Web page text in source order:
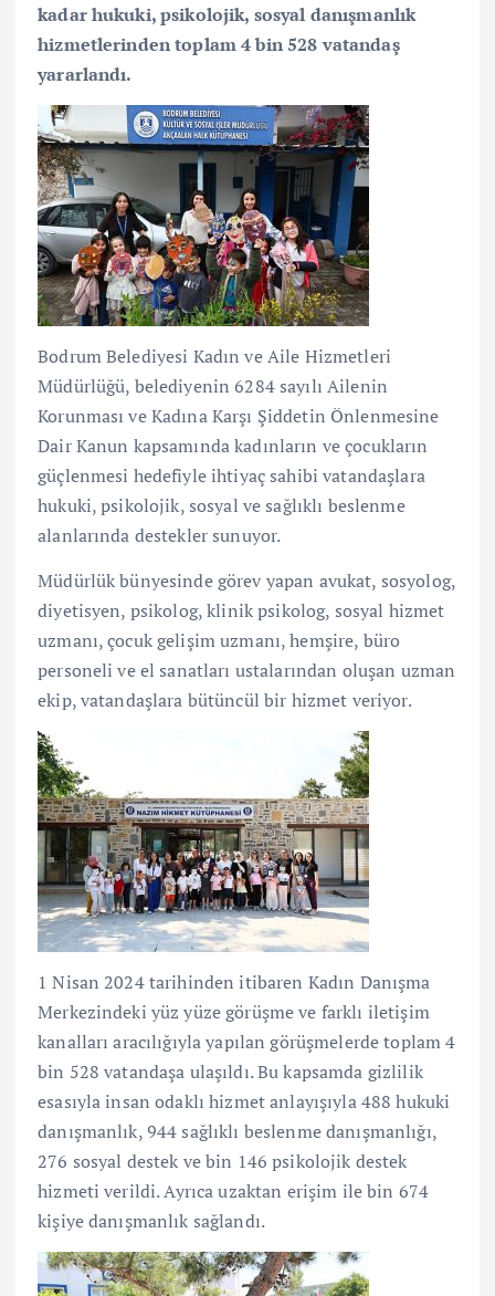
kadar hukuki, psikolojik, sosyal danışmanlık
hizmetlerinden toplam 4 bin 528 vatandaş
yararlandı.
Bodrum Belediyesi Kadın ve Aile Hizmetleri
Müdürlüğü, belediyenin 6284 sayılı Ailenin
Korunması ve Kadına Karşı Şiddetin Önlenmesine
Dair Kanun kapsamında kadınların ve çocukların
güçlenmesi hedefiyle ihtiyaç sahibi vatandaşlara
hukuki, psikolojik, sosyal ve sağlıklı beslenme
alanlarında destekler sunuyor.
Müdürlük bünyesinde görev yapan avukat, sosyolog,
diyetisyen, psikolog, klinik psikolog, sosyal hizmet
uzmanı, çocuk gelişim uzmanı, hemşire, büro
personeli ve el sanatları ustalarından oluşan uzman
ekip, vatandaşlara bütüncül bir hizmet veriyor.
1 Nisan 2024 tarihinden itibaren Kadın Danışma
Merkezindeki yüz yüze görüşme ve farklı iletişim
kanalları aracılığıyla yapılan görüşmelerde toplam 4
bin 528 vatandaşa ulaşıldı. Bu kapsamda gizlilik
esasıyla insan odaklı hizmet anlayışıyla 488 hukuki
danışmanlık, 944 sağlıklı beslenme danışmanlığı,
276 sosyal destek ve bin 146 psikolojik destek
hizmeti verildi. Ayrıca uzaktan erişim ile bin 674
kişiye danışmanlık sağlandı.